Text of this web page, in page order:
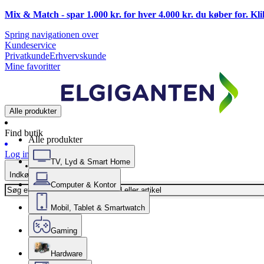
Mix & Match - spar 1.000 kr. for hver 4.000 kr. du køber for.
Spring navigationen over
Kundeservice
PrivatkundeErhvervskunde
Mine favoritter
Alle produkter
Find butik
Log ind
Indkøbskurv
Alle produkter
TV, Lyd & Smart Home
Computer & Kontor
Mobil, Tablet & Smartwatch
Gaming
Hardware